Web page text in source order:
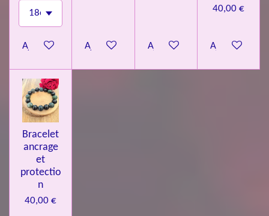
Ajouter au panierAjouter au panierAjouter au panier
40,00 €
Ajouter au
Bracelet
ancrage
et
protectio
n
40,00 €